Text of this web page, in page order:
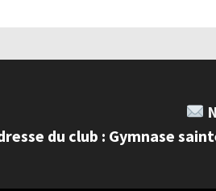
du club : Gymnase